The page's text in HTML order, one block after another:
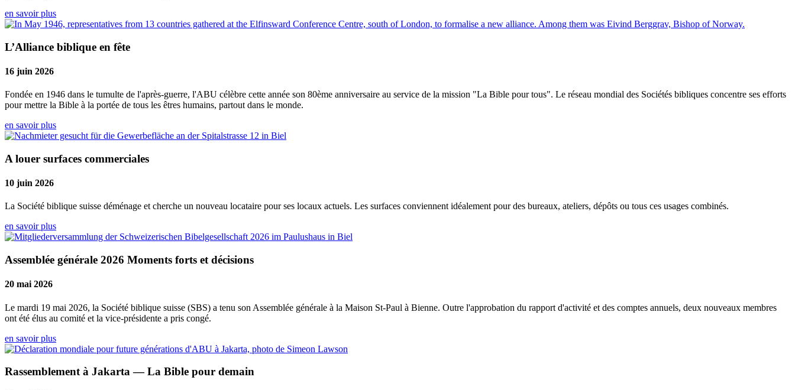
en savoir plus
L’Alliance biblique en fête
16 juin 2026
Fondée en 1946 dans le tumulte de l'après-guerre, l'ABU célèbre cette année son 80ème anniversaire au service de la mission "La Bible pour tous". Le réseau mondial des Sociétés bibliques concentre ses efforts
pour mettre la Bible à la portée de tous les êtres humains, partout dans le monde.
en savoir plus
A louer surfaces commerciales
10 juin 2026
La Société biblique suisse déménage et cherche un nouveau locataire pour ses locaux actuels. Les surfaces conviennent idéalement pour des bureaux, ateliers, dépôts ou tous ces usages combinés.
en savoir plus
Assemblée générale 2026 Moments forts et décisions
20 mai 2026
Le mardi 19 mai 2026, la Société biblique suisse (SBS) a tenu son Assemblée générale à la Maison St-Paul à Bienne. Outre l'approbation du rapport d'activité et des comptes annuels, deux nouveaux membres
ont été élus au comité et la vice-présidente a pris congé.
en savoir plus
Rassemblement à Jakarta — La Bible pour demain